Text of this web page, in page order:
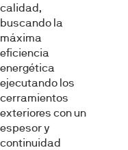
calidad,
buscando la
máxima
eficiencia
energética
ejecutando los
cerramientos
exteriores con un
espesor y
continuidad